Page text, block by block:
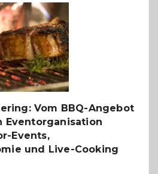
–
die
Gelegenheit,
neue
Reiseziele
zu
entdecken
Vom BBQ-Angebot
Eventorganisation
Events,
und Live-Cooking